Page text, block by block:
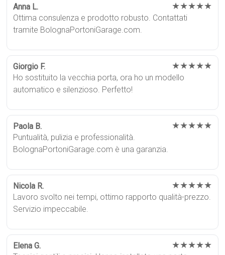
Anna L. ★★★★★
Ottima consulenza e prodotto robusto. Contattati
tramite BolognaPortoniGarage.com.
Giorgio F. ★★★★★
Ho sostituito la vecchia porta, ora ho un modello
automatico e silenzioso. Perfetto!
Paola B. ★★★★★
Puntualità, pulizia e professionalità.
BolognaPortoniGarage.com è una garanzia.
Nicola R. ★★★★★
Lavoro svolto nei tempi, ottimo rapporto qualità-prezzo.
Servizio impeccabile.
Elena G. ★★★★★